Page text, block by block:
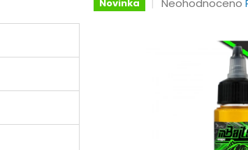
Novinka
hvězdiček.
Neohodnoceno